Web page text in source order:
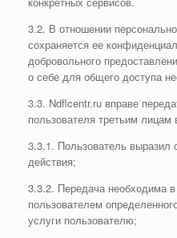
3.2. В отношении
сохраняется ее
добровольного
о себе для общего доступа
3.3. Ndflcentr.ru вправе
пользователя третьим
3.3.1. Пользователь выразил
действия;
3.3.2. Передача необходима
пользователем
услуги пользователю;